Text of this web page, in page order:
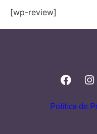
[wp-review]
Política de